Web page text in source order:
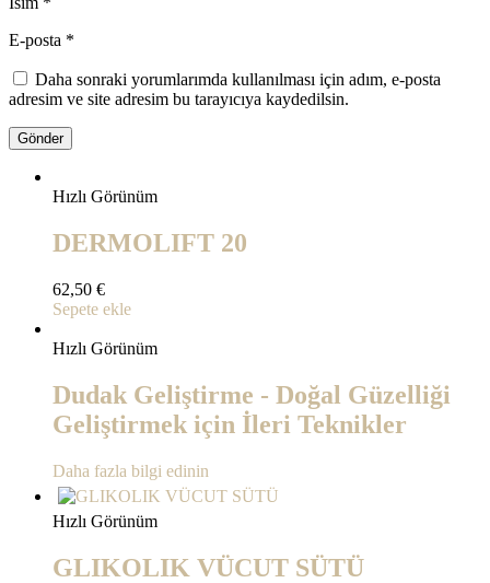
E-posta *
Daha sonraki yorumlarımda kullanılması için adım, e-posta
adresim ve site adresim bu tarayıcıya kaydedilsin.
Hızlı Görünüm
DERMOLIFT 20
62,50 €
Sepete ekle
Hızlı Görünüm
Dudak Geliştirme - Doğal Güzelliği
Geliştirmek için İleri Teknikler
Daha fazla bilgi edinin
Hızlı Görünüm
GLIKOLIK VÜCUT SÜTÜ